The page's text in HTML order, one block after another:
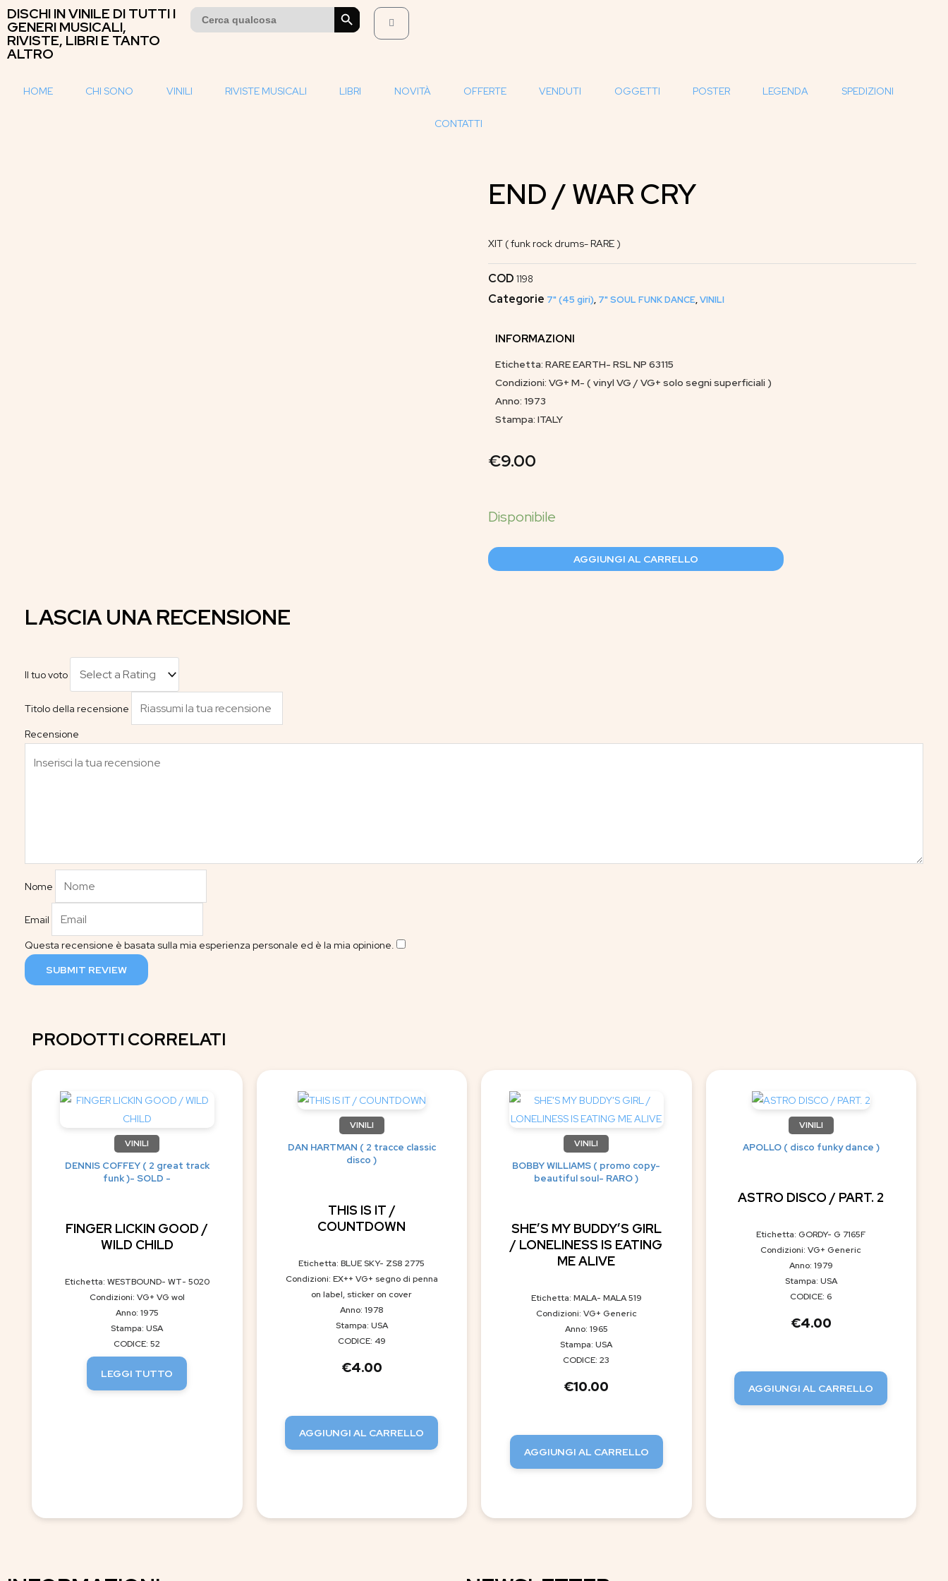
DISCHI IN VINILE DI TUTTI I
GENERI MUSICALI,
RIVISTE, LIBRI E TANTO
ALTRO
Search
for:
SEARCH BUTTON
HOME CHI SONO VINILI RIVISTE MUSICALI LIBRI NOVITÀ OFFERTE VENDUTI OGGETTI POSTER LEGENDA SPEDIZIONI
CONTATTI
END / WAR CRY
XIT ( funk rock drums- RARE )
COD 1198
Categorie 7" (45 giri), 7" SOUL FUNK DANCE,VINILI
INFORMAZIONI
Etichetta: RARE EARTH- RSL NP 63115
Condizioni: VG+ M- ( vinyl VG / VG+ solo segni superficiali )
Anno: 1973
Stampa: ITALY
€9.00
AGGIUNGI AL CARRELLO
LASCIA UNA RECENSIONE
Il tuo voto
Titolo della recensione
Recensione
Nome
Email
Questa recensione è basata sulla mia esperienza personale ed è la mia opinione.
SUBMIT REVIEW
PRODOTTI CORRELATI
VINILI
DENNIS COFFEY ( 2 great track
funk )- SOLD -
FINGER LICKIN GOOD /
WILD CHILD
Etichetta: WESTBOUND- WT- 5020
Condizioni: VG+ VG wol
Anno: 1975
Stampa: USA
CODICE: 52
LEGGI TUTTO
VINILI
DAN HARTMAN ( 2 tracce classic
disco )
THIS IS IT /
COUNTDOWN
Etichetta: BLUE SKY- ZS8 2775
Condizioni: EX++ VG+ segno di penna
on label, sticker on cover
Anno: 1978
Stampa: USA
CODICE: 49
€4.00
AGGIUNGI AL CARRELLO
VINILI
BOBBY WILLIAMS ( promo copy-
beautiful soul- RARO )
SHE’S MY BUDDY’S GIRL
/ LONELINESS IS EATING
ME ALIVE
Etichetta: MALA- MALA 519
Condizioni: VG+ Generic
Anno: 1965
Stampa: USA
CODICE: 23
€10.00
AGGIUNGI AL CARRELLO
VINILI
APOLLO ( disco funky dance )
ASTRO DISCO / PART. 2
Etichetta: GORDY- G 7165F
Condizioni: VG+ Generic
Anno: 1979
Stampa: USA
CODICE: 6
€4.00
AGGIUNGI AL CARRELLO